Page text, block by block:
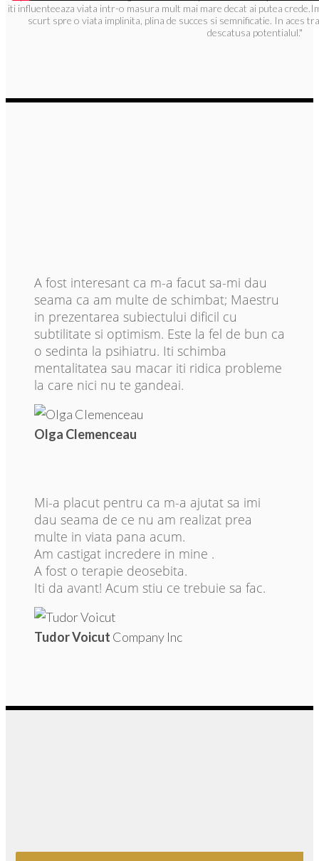
iti influenteeaza viata intr-o masura mult mai mare decat ai putea
scurt spre o viata implinita, plina de succes si semnificatie. In aces
descatusa potentialul."
A fost interesant ca m-a facut sa-mi dau
seama ca am multe de schimbat; Maestru
in prezentarea subiectului dificil cu
subtilitate si optimism. Este la fel de bun ca
o sedinta la psihiatru. Iti schimba
mentalitatea sau macar iti ridica probleme
la care nici nu te gandeai.
Olga Clemenceau
Mi-a placut pentru ca m-a ajutat sa imi
dau seama de ce nu am realizat prea
multe in viata pana acum.
Am castigat incredere in mine .
A fost o terapie deosebita.
Iti da avant! Acum stiu ce trebuie sa fac.
Tudor Voicut Company Inc